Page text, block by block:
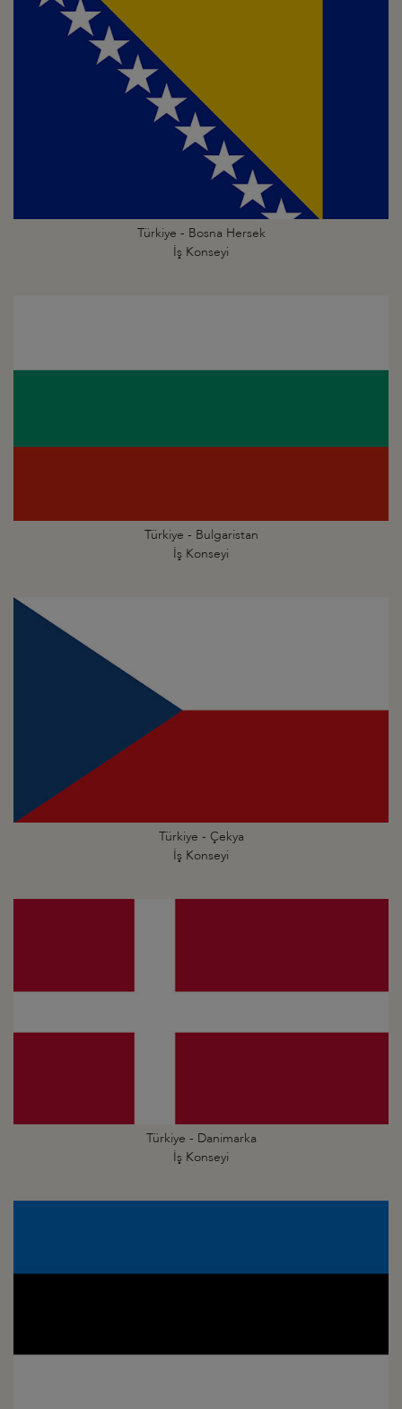
Türkiye - Bosna Hersek
İş Konseyi
Türkiye - Bulgaristan
İş Konseyi
Türkiye - Çekya
İş Konseyi
Türkiye - Danimarka
İş Konseyi